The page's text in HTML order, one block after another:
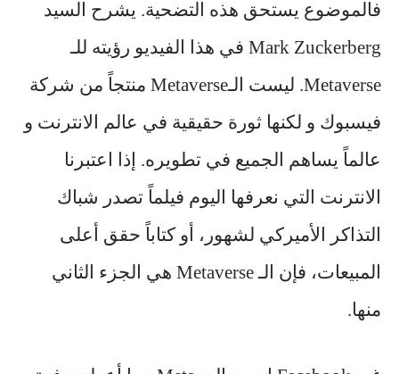
فالموضوع يستحق هذه التضحية. يشرح السيد
Mark Zuckerberg في هذا الفيديو رؤيته للـ
Metaverse. ليست الـMetaverse منتجاً من شركة
فيسبوك و لكنها ثورة حقيقية في عالم الانترنت و
عالماً يساهم الجميع في تطويره. إذا اعتبرنا
الانترنت التي نعرفها اليوم فيلماً تصدر شباك
التذاكر الأميركي لشهور، أو كتاباً حقق أعلى
المبيعات، فإن الـ Metaverse هي الجزء الثاني
منها.